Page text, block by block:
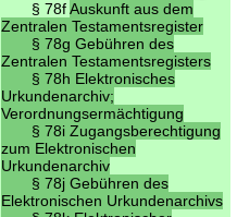
§ 78fAuskunft aus dem
Zentralen Testamentsregister
§ 78g Gebühren des
Zentralen Testamentsregisters
§ 78h Elektronisches
Urkundenarchiv;
Verordnungsermächtigung
§ 78i Zugangsberechtigung
zum Elektronischen
Urkundenarchiv
§ 78j Gebühren des
Elektronischen Urkundenarchivs